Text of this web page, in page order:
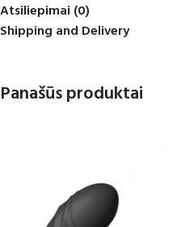
Atsiliepimai (0)
Shipping and Delivery
Panašūs produktai